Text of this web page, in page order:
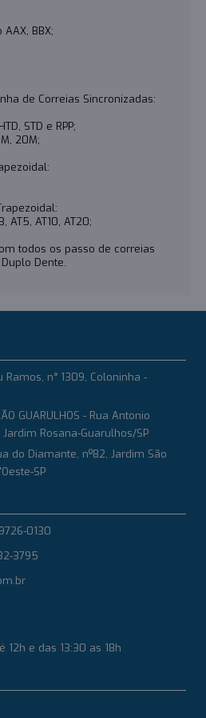
BBX;
de Correias Sincronizadas:
STD e RPP;
20M;
AT5, AT10, AT20;
todos os passo de correias
Dente.
Ramos, n° 1309, Coloninha -
GUARULHOS - Rua Antonio
Rosana-Guarulhos/SP
do Diamante, nº82, Jardim São
SP
0130
3795
12h e das 13:30 as 18h